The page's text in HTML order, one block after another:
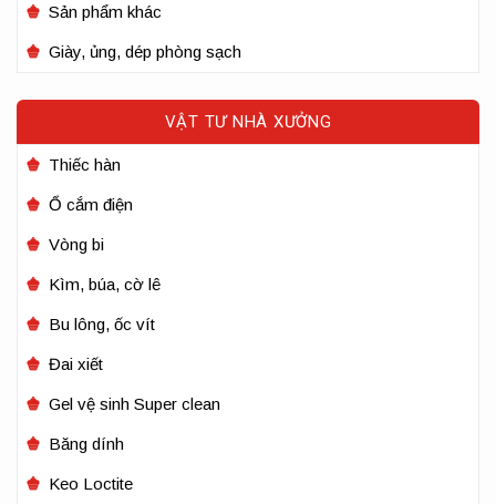
Sản phẩm khác
Giày, ủng, dép phòng sạch
VẬT TƯ NHÀ XƯỞNG
Thiếc hàn
Ổ cắm điện
Vòng bi
Kìm, búa, cờ lê
Bu lông, ốc vít
Đai xiết
Gel vệ sinh Super clean
Băng dính
Keo Loctite